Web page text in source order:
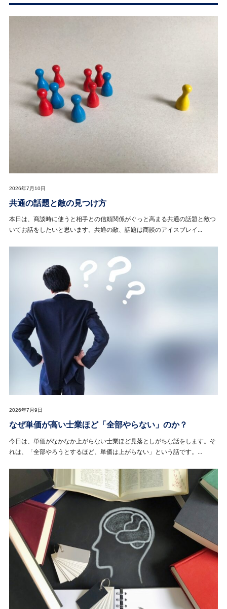
2026年7月10日
共通の話題と敵の見つけ方
本日は、商談時に使うと相手との信頼関係がぐっと高まる共通の話題と敵つ
いてお話をしたいと思います。共通の敵、話題は商談のアイスブレイ...
2026年7月9日
なぜ単価が高い士業ほど「全部やらない」のか？
今日は、単価がなかなか上がらない士業ほど見落としがちな話をします。そ
れは、「全部やろうとするほど、単価は上がらない」という話です。...